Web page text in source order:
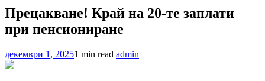
Прецакване! Край на 20-те заплати
при пенсиониране
декември 1, 20251 min read admin